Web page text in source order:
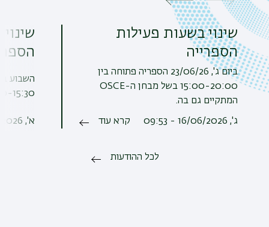
שינוי בשעות פעילות
הספרייה
ביום ג', 23/06/26 הספריה פתוחה בין
15:00-20:00 בשל מבחן ה-OSCE
המתקיים גם בה.
ג', 16/06/2026 - 09:53 קרא עוד
15:30
א', 24/05/2026 - 11:36
לכל ההודעות